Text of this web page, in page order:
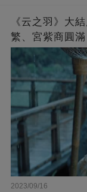
《云之羽》大
繁、宮紫商圓滿
2023/09/16